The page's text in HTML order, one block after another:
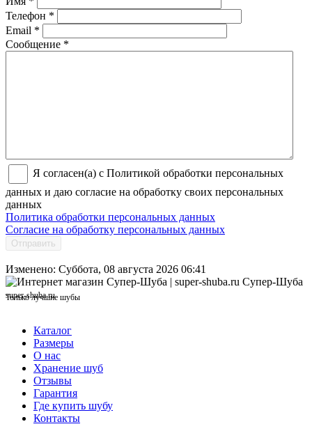
Телефон *
Email *
Сообщение *
Я согласен(а) с Политикой обработки персональных
данных и даю согласие на обработку своих персональных
данных
Политика обработки персональных данных
Согласие на обработку персональных данных
Отправить
Изменено: Суббота, 08 августа 2026 06:41
Супер-Шуба
super-shuba.ru
Только лучшие шубы
Каталог
Размеры
О нас
Хранение шуб
Отзывы
Гарантия
Где купить шубу
Контакты